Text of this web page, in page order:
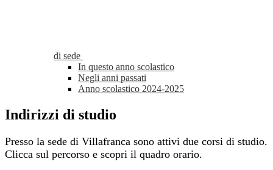
di sede
In questo anno scolastico
Negli anni passati
Anno scolastico 2024-2025
Indirizzi di studio
Presso la sede di Villafranca sono attivi due corsi di studio.
Clicca sul percorso e scopri il quadro orario.